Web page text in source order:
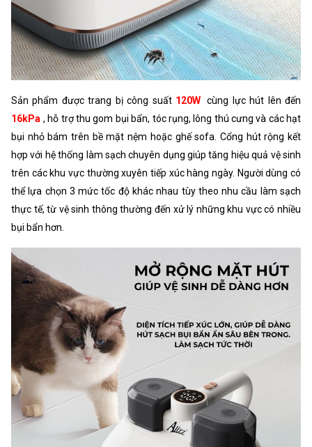
Sản phẩm được trang bị công suất 120W cùng lực hút lên đến
16kPa , hỗ trợ thu gom bụi bẩn, tóc rụng, lông thú cưng và các hạt
bụi nhỏ bám trên bề mặt nệm hoặc ghế sofa. Cổng hút rộng kết
hợp với hệ thống làm sạch chuyên dụng giúp tăng hiệu quả vệ sinh
trên các khu vực thường xuyên tiếp xúc hàng ngày. Người dùng có
thể lựa chọn 3 mức tốc độ khác nhau tùy theo nhu cầu làm sạch
thực tế, từ vệ sinh thông thường đến xử lý những khu vực có nhiều
bụi bẩn hơn.